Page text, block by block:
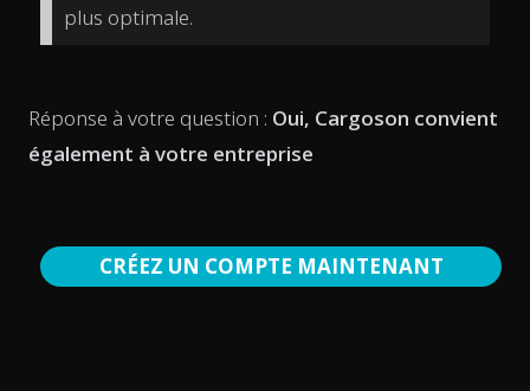
plus optimale.
Réponse à votre question : Oui, Cargoson convient
également à votre entreprise
CRÉEZ UN COMPTE MAINTENANT